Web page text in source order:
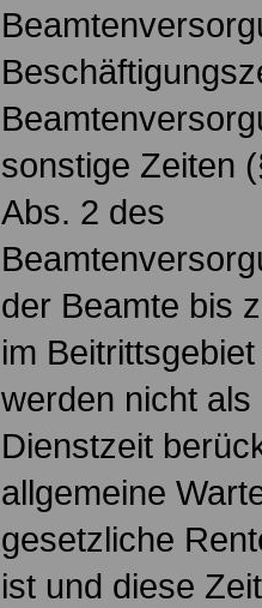
sonstige Zeiten
Abs. 2 des
der Beamte bis
im
werden nicht
Dienstzeit
allgemeine
gesetzliche
ist und diese